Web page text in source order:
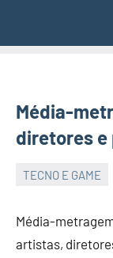
Média-
diretores
TECNO E GAME
Média-
artistas,